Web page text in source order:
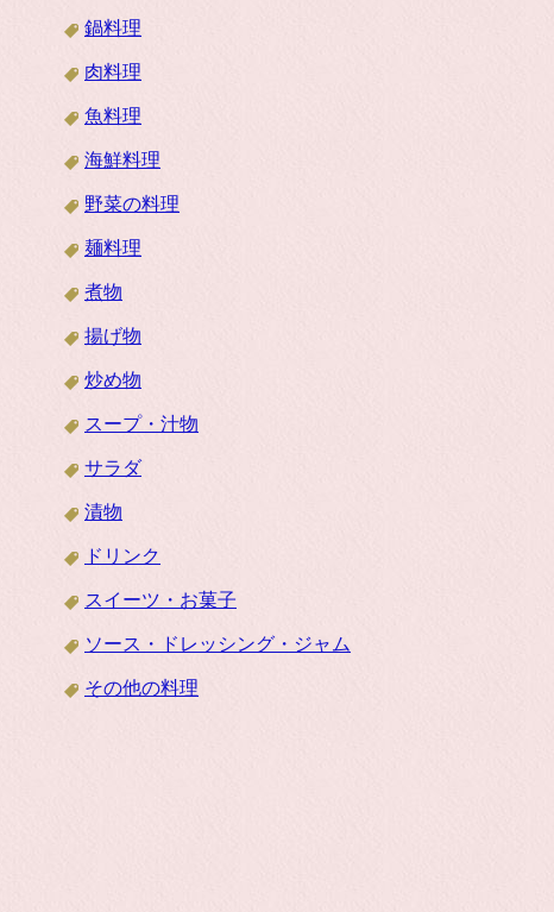
鍋料理
肉料理
魚料理
海鮮料理
野菜の料理
麺料理
煮物
揚げ物
炒め物
スープ・汁物
サラダ
漬物
ドリンク
スイーツ・お菓子
ソース・ドレッシング・ジャム
その他の料理